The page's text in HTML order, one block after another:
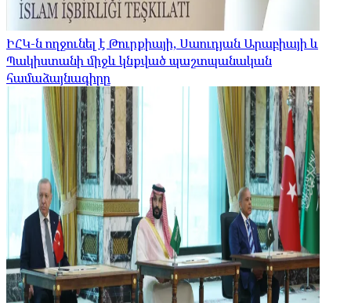
ԻՀԿ-ն ողջունել է Թուրքիայի, Սաուդյան Արաբիայի և
Պակիստանի միջև կնքված պաշտպանական
համաձայնագիրը